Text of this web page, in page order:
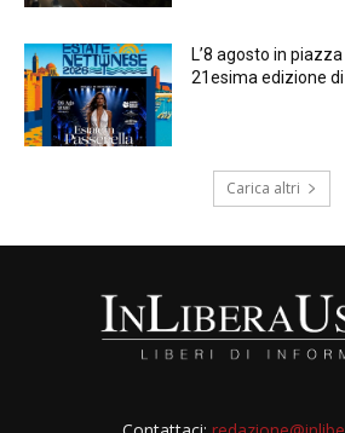
L’8 agosto in
21esima edizione
Carica altri